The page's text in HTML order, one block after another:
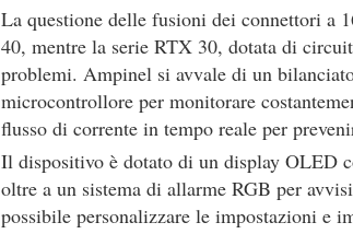
La questione delle fusioni dei connettori a
40, mentre la serie RTX 30, dotata di
problemi. Ampinel si avvale di un
microcontrollore per monitorare
flusso di corrente in tempo reale per
Il dispositivo è dotato di un display OLED
oltre a un sistema di allarme RGB per
possibile personalizzare le impostazioni e